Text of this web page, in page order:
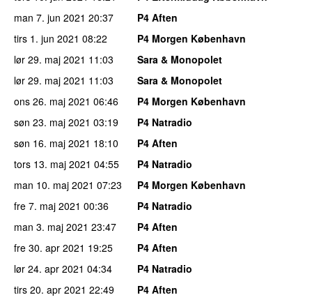
man 7. jun 2021 20:37
P4 Aften
tirs 1. jun 2021 08:22
P4 Morgen København
lør 29. maj 2021 11:03
Sara & Monopolet
lør 29. maj 2021 11:03
Sara & Monopolet
ons 26. maj 2021 06:46
P4 Morgen København
søn 23. maj 2021 03:19
P4 Natradio
søn 16. maj 2021 18:10
P4 Aften
tors 13. maj 2021 04:55
P4 Natradio
man 10. maj 2021 07:23
P4 Morgen København
fre 7. maj 2021 00:36
P4 Natradio
man 3. maj 2021 23:47
P4 Aften
fre 30. apr 2021 19:25
P4 Aften
lør 24. apr 2021 04:34
P4 Natradio
tirs 20. apr 2021 22:49
P4 Aften